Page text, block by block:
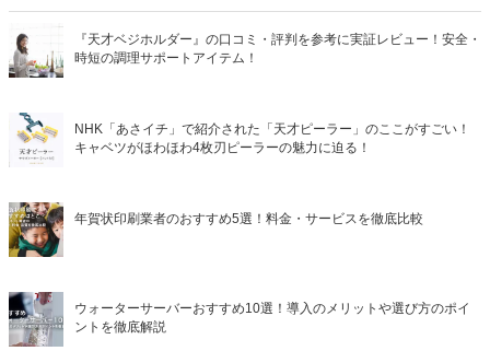
『天才ベジホルダー』の口コミ・評判を参考に実証レビュー！安全・
時短の調理サポートアイテム！
NHK「あさイチ」で紹介された「天才ピーラー」のここがすごい！
キャベツがほわほわ4枚刃ピーラーの魅力に迫る！
年賀状印刷業者のおすすめ5選！料金・サービスを徹底比較
ウォーターサーバーおすすめ10選！導入のメリットや選び方のポイ
ントを徹底解説